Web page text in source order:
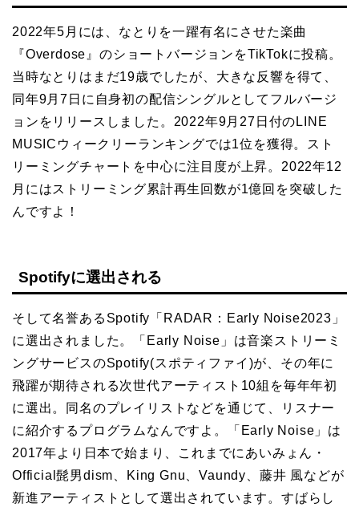
2022年5月には、なとりを一躍有名にさせた楽曲
『Overdose』のショートバージョンをTikTokに投稿。
当時なとりはまだ19歳でしたが、大きな反響を得て、
同年9月7日に自身初の配信シングルとしてフルバージ
ョンをリリースしました。2022年9月27日付のLINE
MUSICウィークリーランキングでは1位を獲得。スト
リーミングチャートを中心に注目度が上昇。2022年12
月にはストリーミング累計再生回数が1億回を突破した
んですよ！
Spotifyに選出される
そして名誉あるSpotify「RADAR：Early Noise2023」
に選出されました。「Early Noise」は音楽ストリーミ
ングサービスのSpotify(スポティファイ)が、その年に
飛躍が期待される次世代アーティスト10組を毎年年初
に選出。同名のプレイリストなどを通じて、リスナー
に紹介するプログラムなんですよ。「Early Noise」は
2017年より日本で始まり、これまでにあいみょん・
Official髭男dism、King Gnu、Vaundy、藤井 風などが
新進アーティストとして選出されています。すばらし